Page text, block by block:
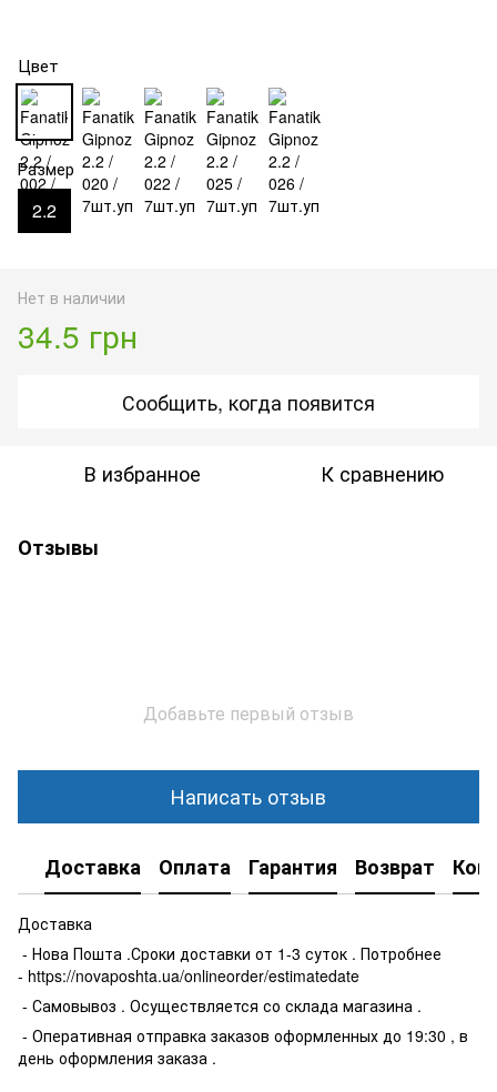
Цвет
Размер
2.2
Нет в наличии
34.5 грн
Сообщить, когда появится
В избранное К сравнению
Отзывы
Добавьте первый отзыв
Написать отзыв
Доставка Оплата Гарантия Возврат
Доставка
- Нова Пошта .Сроки доставки от 1-3 суток . Потробнее
- https://novaposhta.ua/onlineorder/estimatedate
- Самовывоз . Осуществляется со склада магазина .
- Оперативная отправка заказов оформленных до 19:30 , в
день оформления заказа .